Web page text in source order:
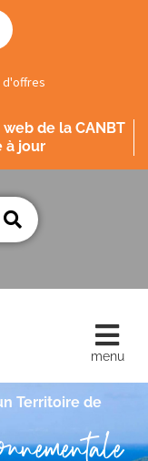
de la CANBT
à jour
d'offres
Territoire de